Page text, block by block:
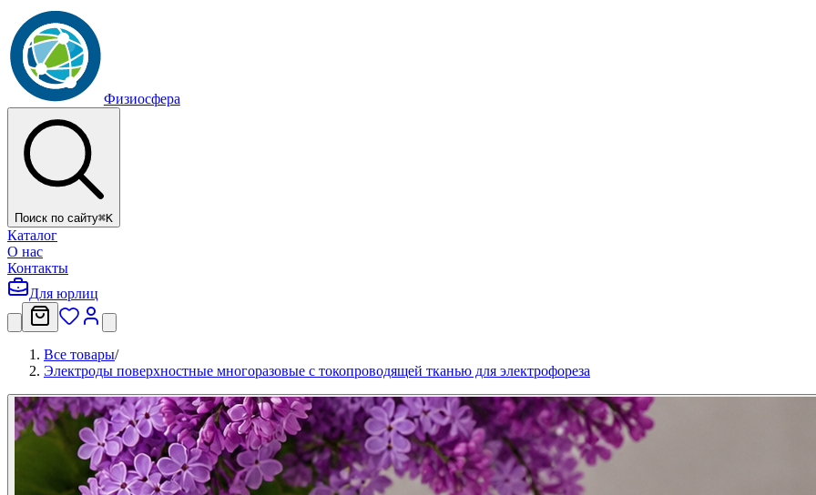
Физиосфера
Поиск по сайту⌘K
Каталог
О нас
Контакты
Для юрлиц
Все товары/
Электроды поверхностные многоразовые с токопроводящей тканью для электрофореза